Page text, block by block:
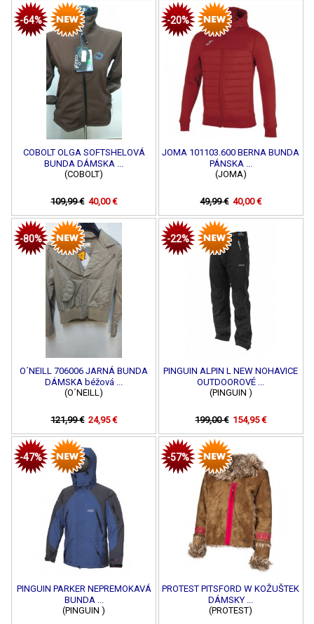
-64%
COBOLT OLGA SOFTSHELOVÁ
BUNDA DÁMSKA ...
(COBOLT)
109,99 € 40,00 €
-20%
JOMA 101103.600 BERNA BUNDA
PÁNSKA ...
(JOMA)
49,99 € 40,00 €
-80%
O´NEILL 706006 JARNÁ BUNDA
DÁMSKA béžová ...
(O´NEILL)
121,99 € 24,95 €
-22%
PINGUIN ALPIN L NEW NOHAVICE
OUTDOOROVÉ ...
(PINGUIN )
199,00 € 154,95 €
-47%
PINGUIN PARKER NEPREMOKAVÁ
BUNDA ...
(PINGUIN )
-57%
PROTEST PITSFORD W KOŽUŠTEK
DÁMSKY ...
(PROTEST)